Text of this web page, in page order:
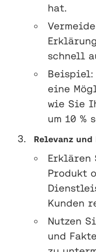
hat.
schnell
Beispiel:
eine
wie Sie
um 10 %
Relevanz und
Erklären
Produkt
Kunden
Nutzen
und